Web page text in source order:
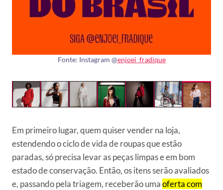
Fonte: Instagram @enjoei_fradique
Em primeiro lugar, quem quiser vender na loja,
estendendo o ciclo de vida de roupas que estão
paradas, só precisa levar as peças limpas e em bom
estado de conservação. Então, os itens serão avaliados
e, passando pela triagem, receberão umaoferta com